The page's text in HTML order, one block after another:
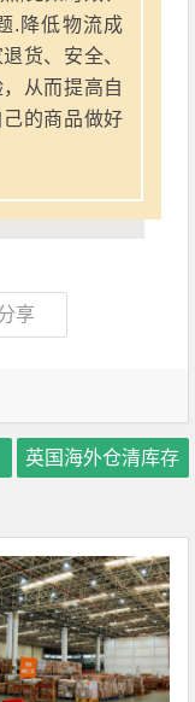
.降低物流成
货、安全、
从而提高自
的商品做好
享
英国海外仓清库存